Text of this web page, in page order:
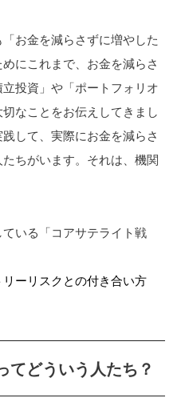
お金を減らさずに増やした
にこれまで、お金を減らさ
投資」や「ポートフォリオ
なことをお伝えしてきまし
して、実際にお金を減らさ
ちがいます。それは、機関
いる「コアサテライト戦
ーリスクとの付き合い方
てどういう人たち？